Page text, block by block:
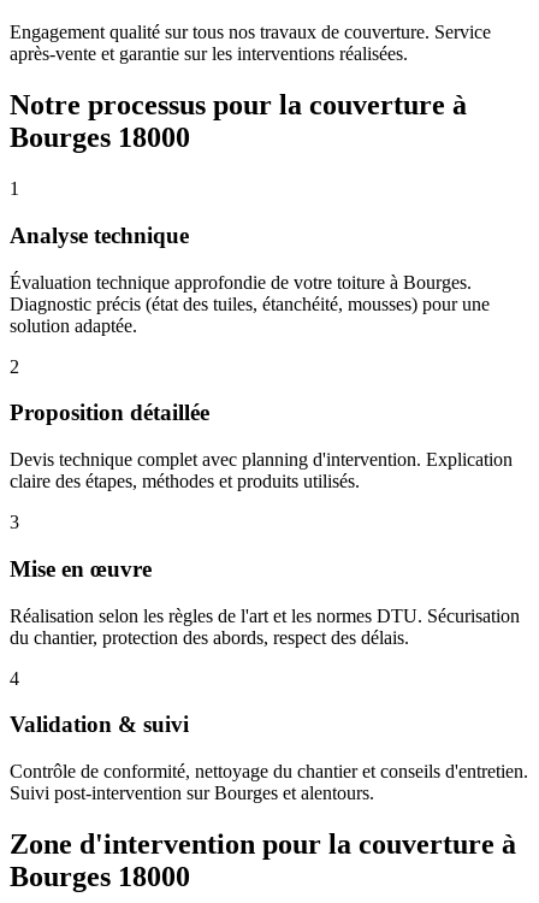
Engagement qualité sur tous nos travaux de couverture. Service
après-vente et garantie sur les interventions réalisées.
Notre processus pour la couverture à
Bourges 18000
1
Analyse technique
Évaluation technique approfondie de votre toiture à Bourges.
Diagnostic précis (état des tuiles, étanchéité, mousses) pour une
solution adaptée.
2
Proposition détaillée
Devis technique complet avec planning d'intervention. Explication
claire des étapes, méthodes et produits utilisés.
3
Mise en œuvre
Réalisation selon les règles de l'art et les normes DTU. Sécurisation
du chantier, protection des abords, respect des délais.
4
Validation & suivi
Contrôle de conformité, nettoyage du chantier et conseils d'entretien.
Suivi post-intervention sur Bourges et alentours.
Zone d'intervention pour la couverture à
Bourges 18000